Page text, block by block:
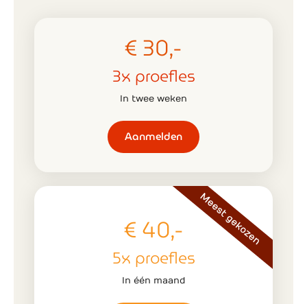
€ 30,-
3x proefles
In twee weken
Aanmelden
€ 40,-
5x proefles
In één maand